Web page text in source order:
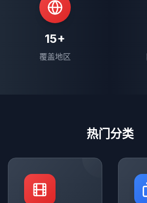
15+
覆盖地区
热门分类